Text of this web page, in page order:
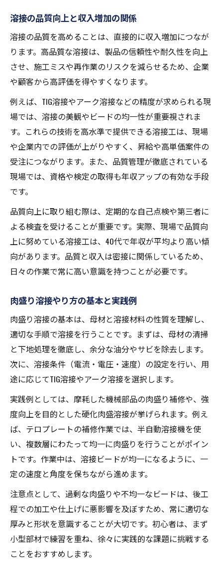
溶接の品質向上と収入増加の関係
溶接の品質を高めることは、直接的に収入増加につなが
ります。高品質な溶接は、製品の信頼性や耐久性を向上
させ、施工ミスや再作業のリスクを減らせるため、企業
や顧客から高評価を得やすくなります。
例えば、TIG溶接やアーク溶接などの精度が求められる現
場では、溶接の美観やビードの均一性が重要視されま
す。これらの技術を高水準で提供できる溶接工は、現場
や企業内での評価が上がりやすく、昇給や高単価案件の
受注につながります。また、品質管理が徹底されている
現場では、資格や検定の取得も年収アップの有効な手段
です。
品質向上に取り組む際は、定期的な自己点検や第三者に
よる検査を受けることが重要です。実際、現場で品質向
上に努めている溶接工は、40代で年収が平均より高い傾
向があります。品質と収入は密接に関係しているため、
日々の作業で常に高い意識を持つことが必要です。
肉盛り溶接やり方の基本と実践例
肉盛り溶接の基本は、母材と溶接材料の性質を理解し、
適切な手順で溶接を行うことです。まずは、母材の清掃
と下地処理を徹底し、余分な油分やサビを除去します。
次に、溶接条件（電流・電圧・速度）の設定を行い、用
途に応じてTIG溶接やアーク溶接を選択します。
実践例としては、摩耗した機械部品の肉盛り補修や、強
度向上を目的とした硬化肉盛溶接が挙げられます。例え
ば、テロプレートの補修作業では、半自動溶接機を使
い、複数層にわたって均一に肉盛りを行うことがポイン
トです。作業中は、溶接ビードが均一になるように、一
定の速度と角度を保ちながら進めます。
注意点として、過剰な肉盛りや不均一なビードは、後工
程での加工や仕上げに悪影響を及ぼすため、常に適切な
厚みと形状を意識することが大切です。初心者は、まず
小型部材で練習を重ね、徐々に実践的な課題に挑戦する
ことをおすすめします。